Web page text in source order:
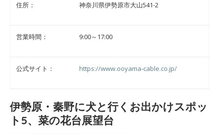
住所： 神奈川県伊勢原市大山541-2
営業時間： 9:00～17:00
公式サイト： https://www.ooyama-cable.co.jp/
伊勢原・秦野に犬と行くお出かけスポッ
ト5、菜の花台展望台